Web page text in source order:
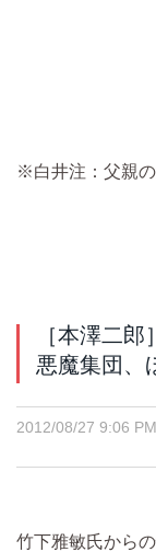
※白井注：父親の
［本澤二
悪魔集団、
2012/08/27 9:06 PM
竹下雅敏氏からの